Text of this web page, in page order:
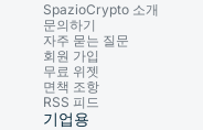
SpazioCrypto 소개
문의하기
자주 묻는 질문
회원 가입
무료 위젯
면책 조항
RSS 피드
기업용